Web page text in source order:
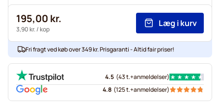
195,00 kr.
3,90 kr./ kop
Læg i kurv
Fri fragt ved køb over 349 kr. Prisgaranti - Altid fair priser!
4.5 (43 t.+anmeldelser)
4.8 (125 t.+anmeldelser)